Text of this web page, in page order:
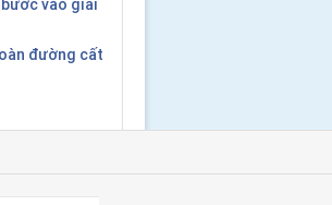
đường cất